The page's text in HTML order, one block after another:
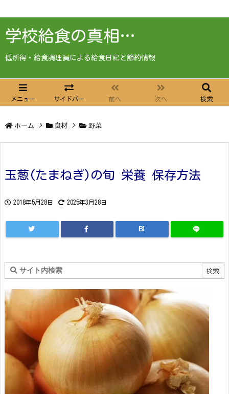
学校給食の真相…
低所得・給食調理員による給食日記と節約情報
メニュー サイドバー 前へ 次へ 検索
ホーム > 食材 > 野菜
玉葱(たまねぎ)の旬 栄養 保存方法
2018年5月28日 2025年3月28日
B!